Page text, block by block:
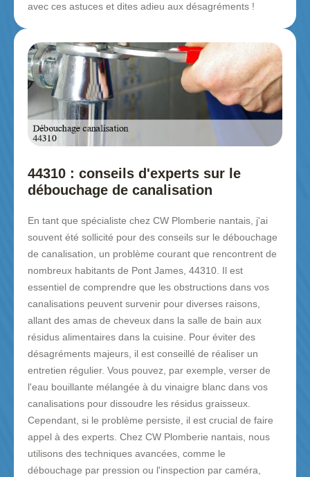
avec ces astuces et dites adieu aux désagréments !
44310 : conseils d'experts sur le
débouchage de canalisation
En tant que spécialiste chez CW Plomberie nantais, j'ai
souvent été sollicité pour des conseils sur le débouchage
de canalisation, un problème courant que rencontrent de
nombreux habitants de Pont James, 44310. Il est
essentiel de comprendre que les obstructions dans vos
canalisations peuvent survenir pour diverses raisons,
allant des amas de cheveux dans la salle de bain aux
résidus alimentaires dans la cuisine. Pour éviter des
désagréments majeurs, il est conseillé de réaliser un
entretien régulier. Vous pouvez, par exemple, verser de
l'eau bouillante mélangée à du vinaigre blanc dans vos
canalisations pour dissoudre les résidus graisseux.
Cependant, si le problème persiste, il est crucial de faire
appel à des experts. Chez CW Plomberie nantais, nous
utilisons des techniques avancées, comme le
débouchage par pression ou l'inspection par caméra,